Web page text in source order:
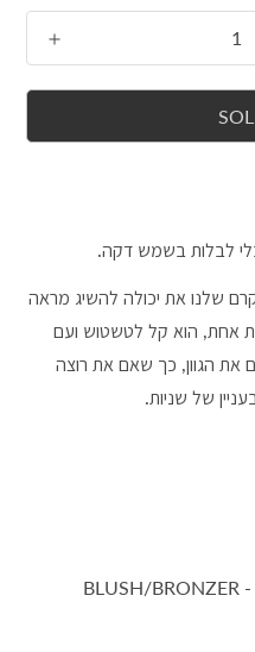
לבלות בשמש דקה.
שלנו את יכולה להשיג מראה
אחת, הוא קל לטשטוש ועם
את הגוון, כך שאם את רוצה
של שניות.
באמצעות שימוש במברשת מספר 9 - BLUSH/BRONZER